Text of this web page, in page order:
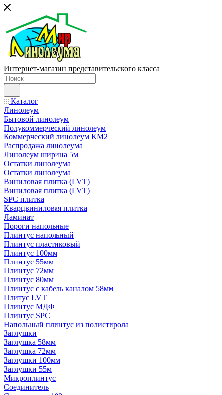
Интернет-магазин представительского класса
Каталог
Линолеум
Бытовой линолеум
Полукоммерческий линолеум
Коммерческий линолеум КМ2
Распродажа линолеума
Линолеум ширина 5м
Остатки линолеума
Остатки линолеума
Виниловая плитка (LVT)
Виниловая плитка (LVT)
SPC плитка
Кварцвиниловая плитка
Ламинат
Пороги напольные
Плинтус напольный
Плинтус пластиковый
Плинтус 100мм
Плинтус 55мм
Плинтус 72мм
Плинтус 80мм
Плинтус с кабель каналом 58мм
Плитус LVT
Плинтус МДФ
Плинтус SPC
Напольный плинтус из полистирола
Заглушки
Заглушка 58мм
Заглушка 72мм
Заглушки 100мм
Заглушки 55м
Микроплинтус
Соединитель